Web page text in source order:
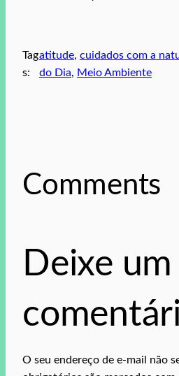
Tag
s:
atitude, cuidados com a
do Dia, Meio Ambiente
Comments
Deixe um
O seu endereço de e-mail não